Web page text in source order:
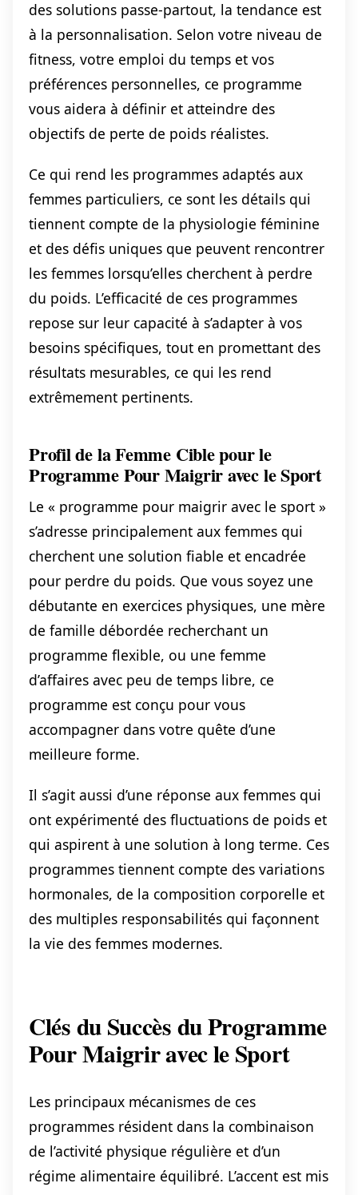
des solutions passe-partout, la tendance est
à la personnalisation. Selon votre niveau de
fitness, votre emploi du temps et vos
préférences personnelles, ce programme
vous aidera à définir et atteindre des
objectifs de perte de poids réalistes.
Ce qui rend les programmes adaptés aux
femmes particuliers, ce sont les détails qui
tiennent compte de la physiologie féminine
et des défis uniques que peuvent rencontrer
les femmes lorsqu’elles cherchent à perdre
du poids. L’efficacité de ces programmes
repose sur leur capacité à s’adapter à vos
besoins spécifiques, tout en promettant des
résultats mesurables, ce qui les rend
extrêmement pertinents.
Profil de la Femme Cible pour le
Programme Pour Maigrir avec le Sport
Le « programme pour maigrir avec le sport »
s’adresse principalement aux femmes qui
cherchent une solution fiable et encadrée
pour perdre du poids. Que vous soyez une
débutante en exercices physiques, une mère
de famille débordée recherchant un
programme flexible, ou une femme
d’affaires avec peu de temps libre, ce
programme est conçu pour vous
accompagner dans votre quête d’une
meilleure forme.
Il s’agit aussi d’une réponse aux femmes qui
ont expérimenté des fluctuations de poids et
qui aspirent à une solution à long terme. Ces
programmes tiennent compte des variations
hormonales, de la composition corporelle et
des multiples responsabilités qui façonnent
la vie des femmes modernes.
Clés du Succès du Programme
Pour Maigrir avec le Sport
Les principaux mécanismes de ces
programmes résident dans la combinaison
de l’activité physique régulière et d’un
régime alimentaire équilibré. L’accent est mis